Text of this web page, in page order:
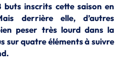
buts inscrits cette saison en
derrière elle, d’autres
peser très lourd dans la
sur quatre éléments à suivre